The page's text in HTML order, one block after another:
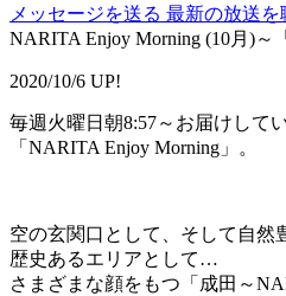
メッセージを送る 最新の放送を
NARITA Enjoy Morning (10月)～
2020/10/6 UP!
毎週火曜日朝8:57～お届けして
「NARITA Enjoy Morning」。
空の玄関口として、そして自然
歴史あるエリアとして…
さまざまな顔をもつ「成田～